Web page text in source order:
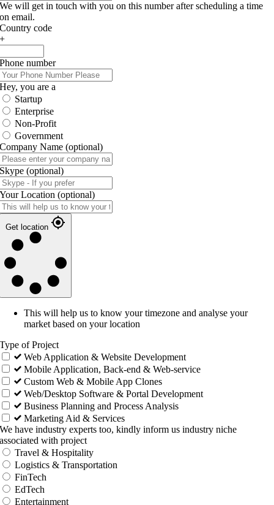
We will get in touch with you on this number after scheduling a time
on email.
Country code
+
Phone number
Hey, you are a
Startup
Enterprise
Non-Profit
Government
Company Name (optional)
Skype (optional)
Your Location (optional)
Get location
This will help us to know your timezone and analyse your
market based on your location
Type of Project
Web Application & Website Development
Mobile Application, Back-end & Web-service
Custom Web & Mobile App Clones
Web/Desktop Software & Portal Development
Business Planning and Process Analysis
Marketing Aid & Services
We have industry experts too, kindly inform us industry niche
associated with project
Travel & Hospitality
Logistics & Transportation
FinTech
EdTech
Entertainment